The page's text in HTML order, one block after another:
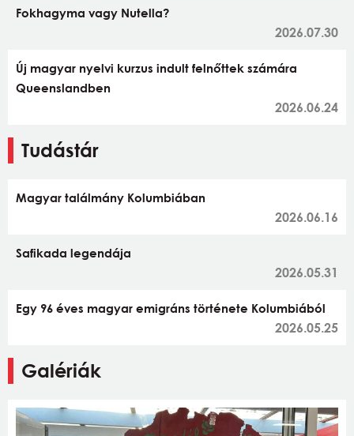
Fokhagyma vagy Nutella?
2026.07.30
Új magyar nyelvi kurzus indult felnőttek számára
Queenslandben
2026.06.24
Tudástár
Magyar találmány Kolumbiában
2026.06.16
Safikada legendája
2026.05.31
Egy 96 éves magyar emigráns története Kolumbiából
2026.05.25
Galériák